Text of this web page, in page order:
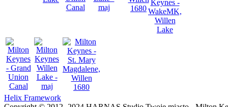
Helix Framework